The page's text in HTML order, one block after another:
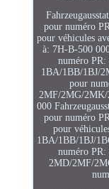
pour numéro
pour véhicules
à: 7H-B-500
numéro
1BA/1BB/1BJ/
pour
2MF/2MG/
000
pour numéro
pour
1BA/1BB/1BJ/
numéro
2MD/2MF/